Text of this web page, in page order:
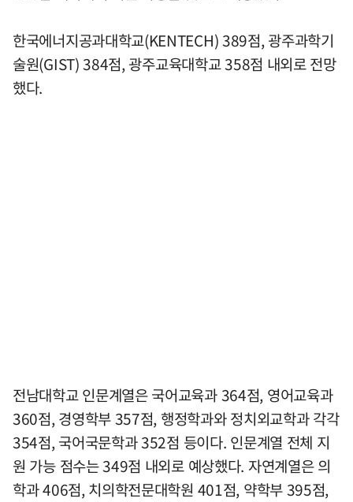
한국에너지공과대학교(KENTECH) 389점, 광주과학기
술원(GIST) 384점, 광주교육대학교 358점 내외로 전망
했다.
전남대학교 인문계열은 국어교육과 364점, 영어교육과
360점, 경영학부 357점, 행정학과와 정치외교학과 각각
354점, 국어국문학과 352점 등이다. 인문계열 전체 지
원 가능 점수는 349점 내외로 예상했다. 자연계열은 의
학과 406점, 치의학전문대학원 401점, 약학부 395점,